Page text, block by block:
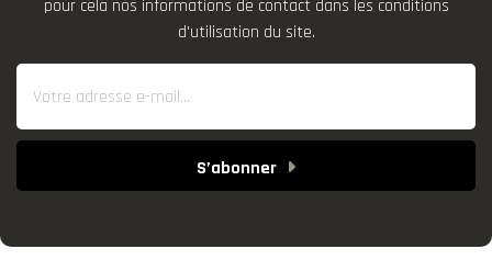
pour cela nos informations de contact dans les conditions
d'utilisation du site.
S’abonner